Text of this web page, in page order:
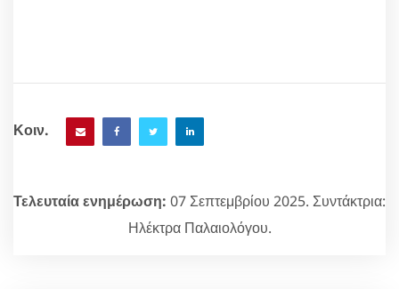
Κοιν.
Τελευταία ενημέρωση: 07 Σεπτεμβρίου 2025. Συντάκτρια:
Ηλέκτρα Παλαιολόγου.